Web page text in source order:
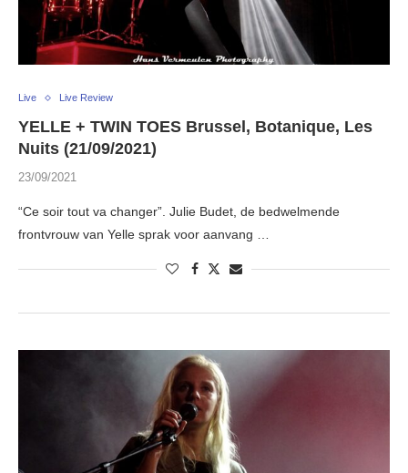
Live Live Review
YELLE + TWIN TOES Brussel, Botanique, Les
Nuits (21/09/2021)
23/09/2021
“Ce soir tout va changer”. Julie Budet, de bedwelmende
frontvrouw van Yelle sprak voor aanvang …